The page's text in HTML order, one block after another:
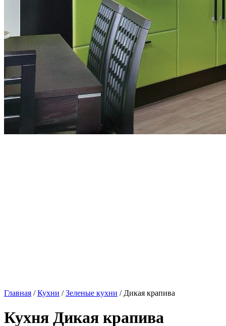
Главная /Кухни /Зеленые кухни / Дикая крапива
Кухня Дикая крапива